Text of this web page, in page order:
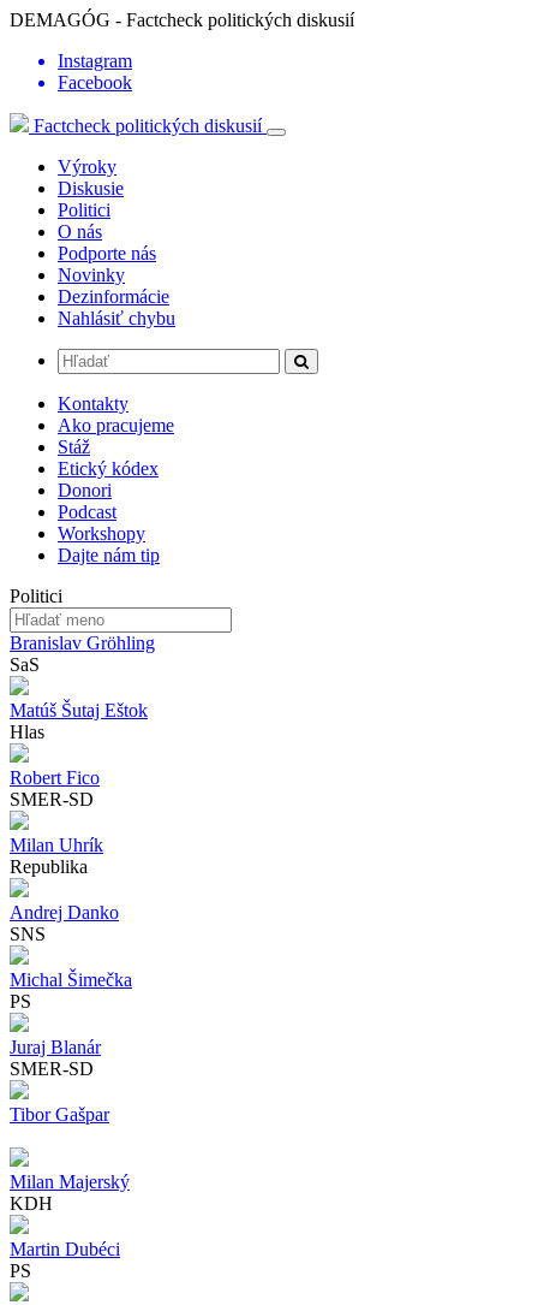
DEMAGÓG - Factcheck politických diskusií
Instagram
Facebook
Factcheck politických diskusií
Výroky
Diskusie
Politici
O nás
Podporte nás
Novinky
Dezinformácie
Nahlásiť chybu
Kontakty
Ako pracujeme
Stáž
Etický kódex
Donori
Podcast
Workshopy
Dajte nám tip
Politici
Branislav Gröhling
SaS
Matúš Šutaj Eštok
Hlas
Robert Fico
SMER-SD
Milan Uhrík
Republika
Andrej Danko
SNS
Michal Šimečka
PS
Juraj Blanár
SMER-SD
Tibor Gašpar
Milan Majerský
KDH
Martin Dubéci
PS